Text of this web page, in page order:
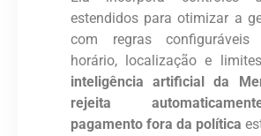
estendidos para otimizar a
com regras configuráveis
horário, localização e
inteligência artificial da
rejeita
pagamento fora da política